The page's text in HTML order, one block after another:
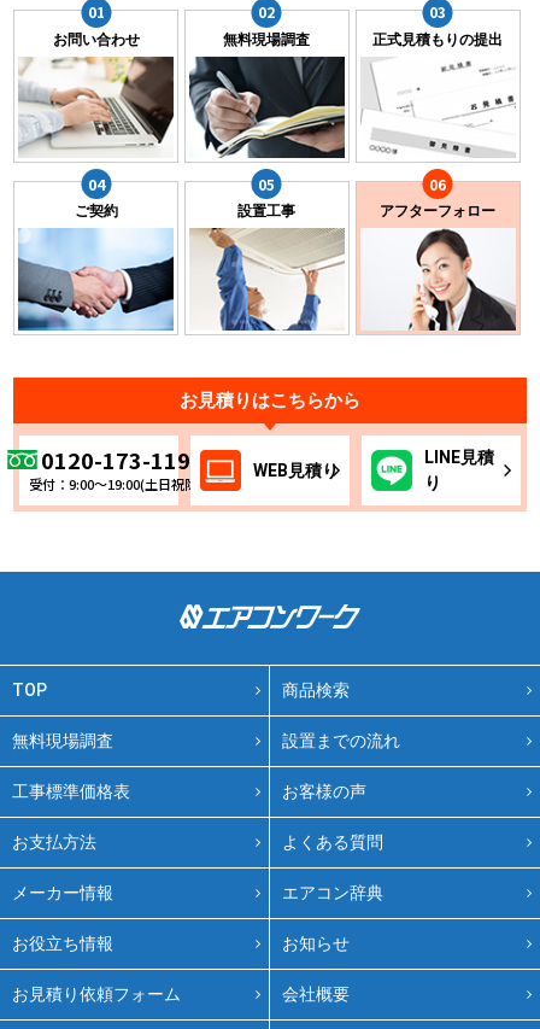
お問い合わせ 無料現場調査 正式見積もりの提出
ご契約 設置工事 アフターフォロー
お見積りはこちらから
0120-173-119
受付：9:00～19:00(土日祝除く)
WEB 見積り
LINE見積
り
TOP 商品検索
無料現場調査 設置までの流れ
工事標準価格表 お客様の声
お支払方法 よくある質問
メーカー情報 エアコン辞典
お役立ち情報 お知らせ
お見積り依頼フォーム 会社概要